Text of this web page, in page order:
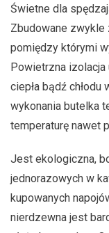
Świetne dla
Zbudowane
pomiędzy którymi
Powietrzna izolacja
ciepła bądź
wykonania butelka
temperaturę nawet
Jest ekologiczna,
jednorazowych w
kupowanych
nierdzewna jest